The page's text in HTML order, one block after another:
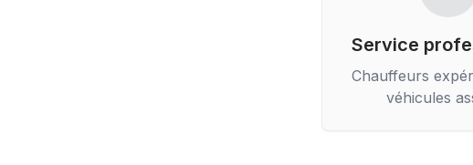
Service
Chauffeurs
véhicules